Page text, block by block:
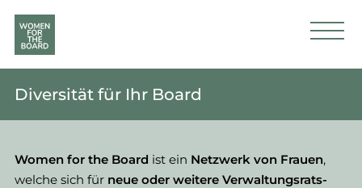
Diversität für Ihr Board
Women for the Board ist ein Netzwerk von Frauen,
welche sich für neue oder weitere Verwaltungsrats-